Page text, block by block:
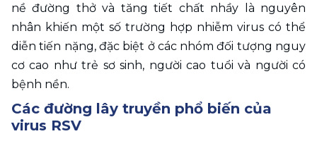
nề đường thở và tăng tiết chất nhầy là nguyên
nhân khiến một số trường hợp nhiễm virus có thể
diễn tiến nặng, đặc biệt ở các nhóm đối tượng nguy
cơ cao như trẻ sơ sinh, người cao tuổi và người có
bệnh nền.
Các đường lây truyền phổ biến của
virus RSV